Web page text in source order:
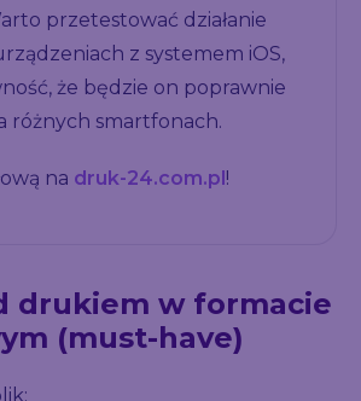
przetestować działanie
z systemem iOS,
że będzie on poprawnie
różnych smartfonach.
na druk-24.com.pl !
drukiem w formacie
(must-have)